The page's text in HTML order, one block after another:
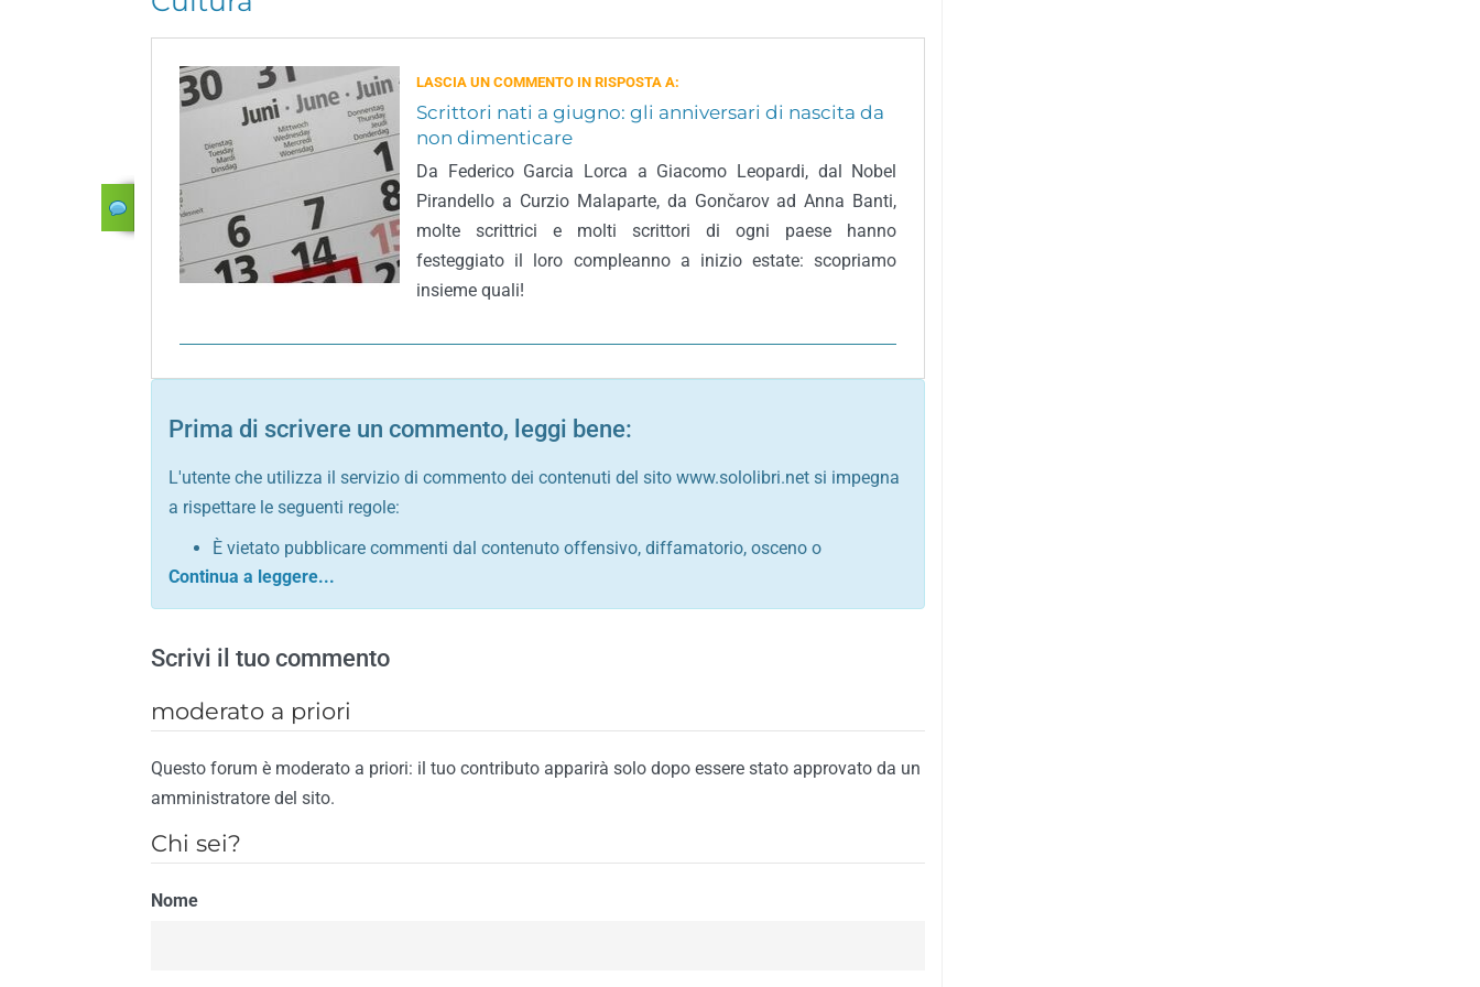
LASCIA UN COMMENTO IN RISPOSTA A:
Scrittori nati a giugno: gli anniversari di nascita da
non dimenticare
Da Federico Garcia Lorca a Giacomo Leopardi, dal Nobel
Pirandello a Curzio Malaparte, da Gončarov ad Anna Banti,
molte scrittrici e molti scrittori di ogni paese hanno
festeggiato il loro compleanno a inizio estate: scopriamo
insieme quali!
Prima di scrivere un commento, leggi bene:
L'utente che utilizza il servizio di commento dei contenuti del sito www.sololibri.net si impegna
a rispettare le seguenti regole:
È vietato pubblicare commenti dal contenuto offensivo, diffamatorio, osceno o
comunque contrario alle leggi dello Stato italiano e di quelle internazionali
Sono vietati commenti in tono sacrilego, sarcastico, denigratorio e sbeffeggiatorio
È vietato pubblicare commenti contrari al rispetto dell'ordine pubblico
È vietato pubblicare commenti lesivi della privacy di qualsiasi cittadino
È vietato pubblicare commenti razzisti nei confronti di qualsiasi razza, popolo, cultura,
religione
È vietato pubblicare commenti contrari al rispetto del buon costume o contenenti
È vietato pubblicare commenti inerenti propaganda politica, di partito o di fazione, che
Scrivi il tuo commento
moderato a priori
Questo forum è moderato a priori: il tuo contributo apparirà solo dopo essere stato approvato da un
amministratore del sito.
Chi sei?
Nome